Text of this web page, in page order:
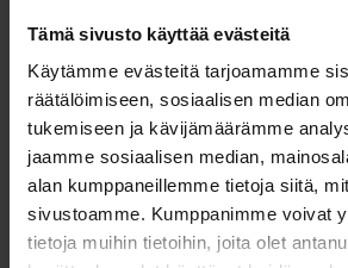
Tämä sivusto käyttää evästeitä
Käytämme evästeitä tarjoamamme
räätälöimiseen, sosiaalisen median
tukemiseen ja kävijämäärämme
jaamme sosiaalisen median,
alan kumppaneillemme tietoja siitä,
sivustoamme. Kumppanimme voivat
tietoja muihin tietoihin, joita olet
eli rypälesokeri on monosakkaridi. Se
muiden hiilihydraattien rakenneosa ja
yleisin hiilihydraatti. Sellaisenaan sitä
vähän eli hedelmissä, marjoissa ja
Verensokeri on glukoosia.
Katsomonosakkaridijahiilihydraatit